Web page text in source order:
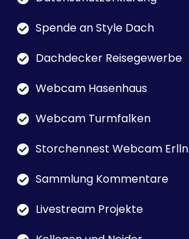
Spende an Style Dach
Dachdecker Reisegewerbe
Webcam Hasenhaus
Webcam Turmfalken
Storchennest Webcam Erlln
Sammlung Kommentare
Livestream Projekte